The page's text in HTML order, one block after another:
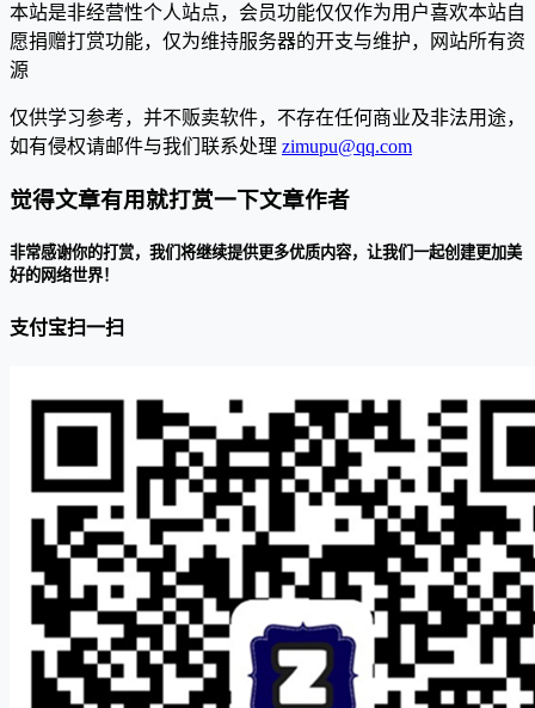
本站是非经营性个人站点，会员功能仅仅作为用户喜欢本站自
愿捐赠打赏功能，仅为维持服务器的开支与维护，网站所有资
源
仅供学习参考，并不贩卖软件，不存在任何商业及非法用途，
如有侵权请邮件与我们联系处理 zimupu@qq.com
觉得文章有用就打赏一下文章作者
非常感谢你的打赏，我们将继续提供更多优质内容，让我们一起创建更加美
好的网络世界！
支付宝扫一扫